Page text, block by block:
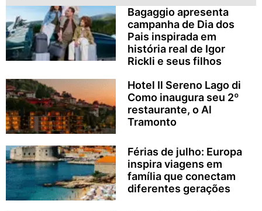
Bagaggio apresenta
campanha de Dia dos
Pais inspirada em
história real de Igor
Rickli e seus filhos
Hotel Il Sereno Lago di
Como inaugura seu 2º
restaurante, o Al
Tramonto
Férias de julho: Europa
inspira viagens em
família que conectam
diferentes gerações